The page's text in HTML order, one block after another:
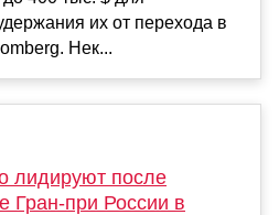
их от перехода в
Нек...
лидируют после
Гран‑при России в